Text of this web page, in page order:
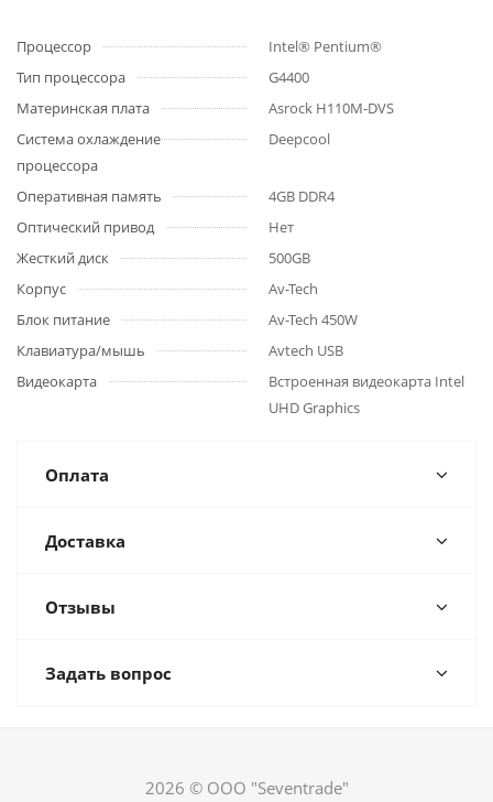
Процессор
Intel® Pentium®
Тип процессора
G4400
Материнская плата
Asrock H110M-DVS
Система охлаждение
процессора
Deepcool
Оперативная память
4GB DDR4
Оптический привод
Нет
Жесткий диск
500GB
Корпус
Av-Tech
Блок питание
Av-Tech 450W
Клавиатура/мышь
Avtech USB
Видеокарта
Встроенная видеокарта Intel
UHD Graphics
Оплата
Доставка
Отзывы
Задать вопрос
2026 © ООО "Seventrade"